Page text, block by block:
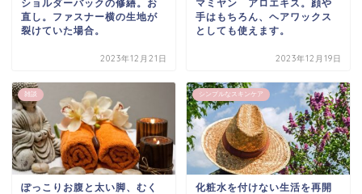
ショルダーバックの修繕。お
直し。ファスナー横の生地が
裂けていた場合。
2023年12月21日
マミヤン アロエキス。顔や
手はもちろん、ヘアワックス
としても使えます。
2023年12月19日
雑談
ぽっこりお腹と太い脚、むく
シンプルなスキンケア
化粧水を付けない生活を再開